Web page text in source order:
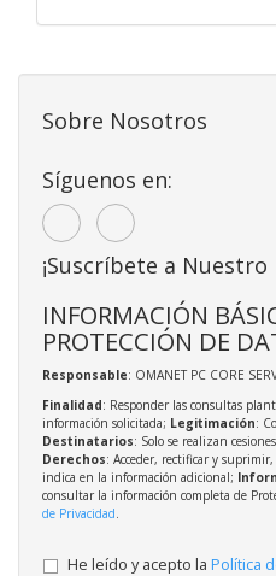
Sobre Nosotros
Síguenos en:
¡Suscríbete a
INFORMACIÓN
PROTECCIÓN DE
Responsable: OMANET PC CORE
Finalidad: Responder las consultas
información solicitada; Legitimación:
Destinatarios: Solo se realizan
Derechos: Acceder, rectificar y suprimir,
indica en la información adicional;
consultar la información completa de
de Privacidad
He leído y acepto la Política